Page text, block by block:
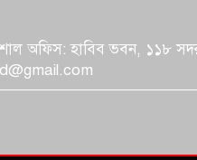
অফিস: হাবিব ভবন, ১১৮